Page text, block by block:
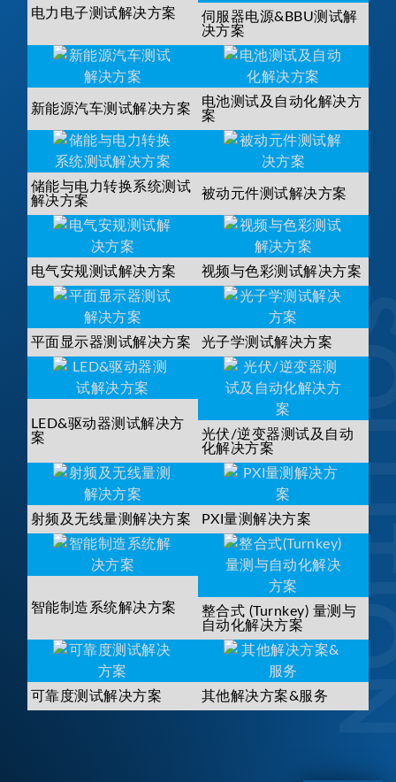
电力电子测试解决方案
伺服器电源&BBU测试解
决方案
新能源汽车测试解决方案
电池测试及自动化解决方
案
储能与电力转换系统测试
解决方案
被动元件测试解决方案
电气安规测试解决方案 视频与色彩测试解决方案
平面显示器测试解决方案 光子学测试解决方案
LED&驱动器测试解决方
案
光伏/逆变器测试及自动
化解决方案
射频及无线量测解决方案 PXI量测解决方案
智能制造系统解决方案
整合式 (Turnkey) 量测与
自动化解决方案
可靠度测试解决方案 其他解决方案&服务